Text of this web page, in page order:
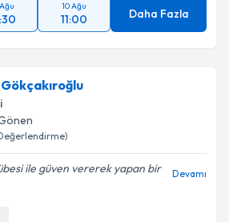
10 Ağu
11:00 Daha Fazla
ile güven vererek yapan bir
Devamı